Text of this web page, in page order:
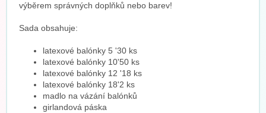
výběrem správných doplňků nebo barev!
Sada obsahuje:
latexové balónky 5 '30 ks
latexové balónky 10'50 ks
latexové balónky 12 '18 ks
latexové balónky 18'2 ks
madlo na vázání balónků
girlandová páska